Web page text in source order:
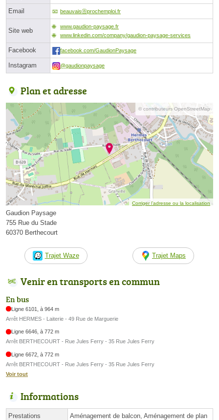
Email beauvaisⓐprochemploi.fr
Site web
www.gaudion-paysage.fr
www.linkedin.com/company/gaudion-paysage-services
Facebook facebook.com/GaudionPaysage
Instagram @gaudionpaysage
Plan et adresse
© contributeurs OpenStreetMap
Corriger l’adresse ou la localisation
Gaudion Paysage
755 Rue du Stade
60370 Berthecourt
Trajet Waze Trajet Maps
Venir en transports en commun
En bus
Ligne 6101, à 964 m
Arrêt HERMES - Laiterie - 49 Rue de Marguerie
Ligne 6646, à 772 m
Arrêt BERTHECOURT - Rue Jules Ferry - 35 Rue Jules Ferry
Ligne 6672, à 772 m
Arrêt BERTHECOURT - Rue Jules Ferry - 35 Rue Jules Ferry
Voir tout
Informations
Prestations
Aménagement de balcon, Aménagement de plan